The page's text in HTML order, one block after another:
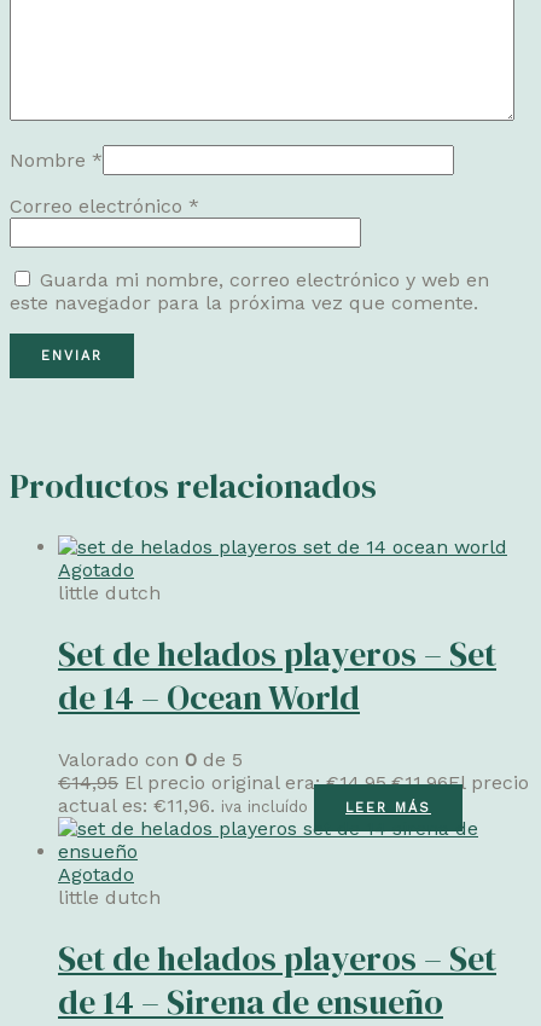
Nombre *
Correo electrónico *
Guarda mi nombre, correo electrónico y web en
este navegador para la próxima vez que comente.
Productos relacionados
Agotado
little dutch
Set de helados playeros – Set
de 14 – Ocean World
Valorado con 0 de 5
€14,95 El precio original era: €14,95.€11,96El precio
actual es: €11,96. iva incluído LEER MÁS
Agotado
little dutch
Set de helados playeros – Set
de 14 – Sirena de ensueño